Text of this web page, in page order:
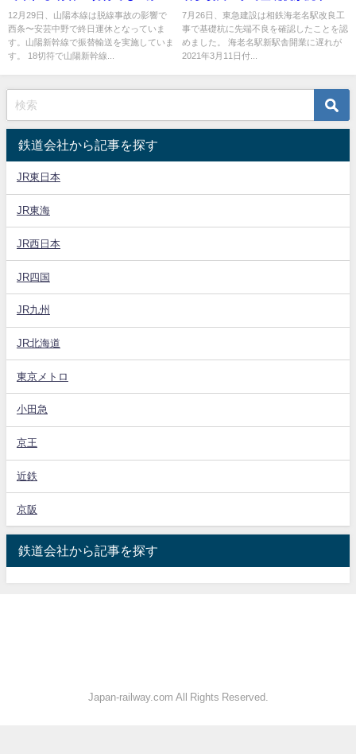
広島で振替輸送利用可能
12月29日、山陽本線は脱線事故の影響で
西条〜安芸中野で終日運休となっていま
す。山陽新幹線で振替輸送を実施していま
す。 18切符で山陽新幹線...
工記録に不正か
7月26日、東急建設は相鉄海老名駅改良工
事で基礎杭に先端不良を確認したことを認
めました。 海老名駅新駅舎開業に遅れが
2021年3月11日付...
鉄道会社から記事を探す
JR東日本
JR東海
JR西日本
JR四国
JR九州
JR北海道
東京メトロ
小田急
京王
近鉄
京阪
鉄道会社から記事を探す
Japan-railway.com All Rights Reserved.